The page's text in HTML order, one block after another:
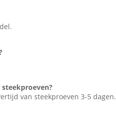
van steekproeven 3-5 dagen.